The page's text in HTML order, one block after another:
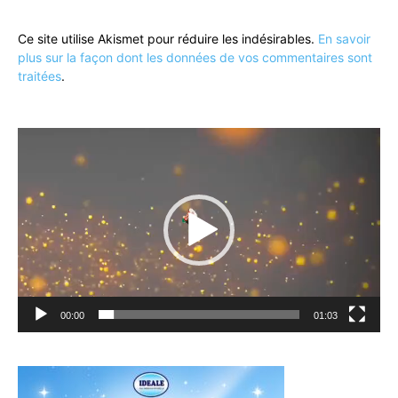
Ce site utilise Akismet pour réduire les indésirables. En savoir
plus sur la façon dont les données de vos commentaires sont
traitées.
00:00 01:03